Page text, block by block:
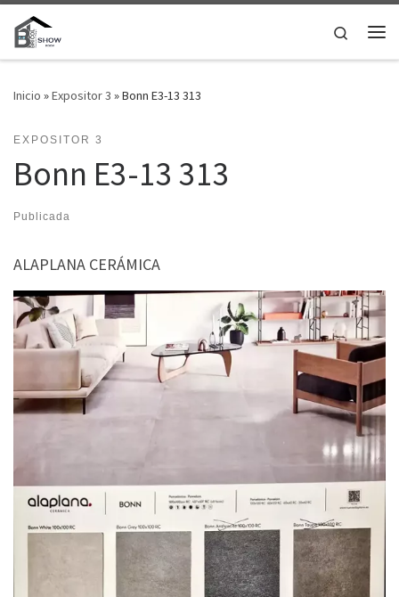
Saltar al contenido
Search
Inicio »Expositor 3 »Bonn E3-13 313
EXPOSITOR 3
Bonn E3-13 313
Publicada
ALAPLANA CERÁMICA